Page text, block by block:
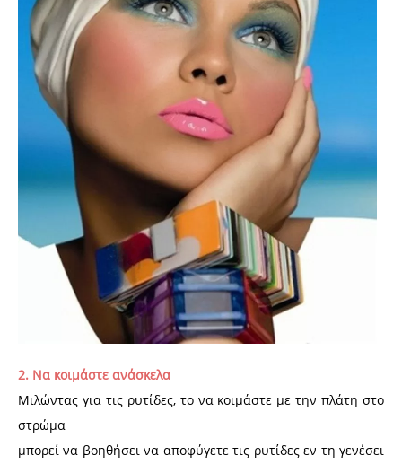
2. Να κοιμάστε ανάσκελα
Μιλώντας για τις ρυτίδες, το να κοιμάστε με την πλάτη στο
στρώμα
μπορεί να βοηθήσει να αποφύγετε τις ρυτίδες εν τη γενέσει